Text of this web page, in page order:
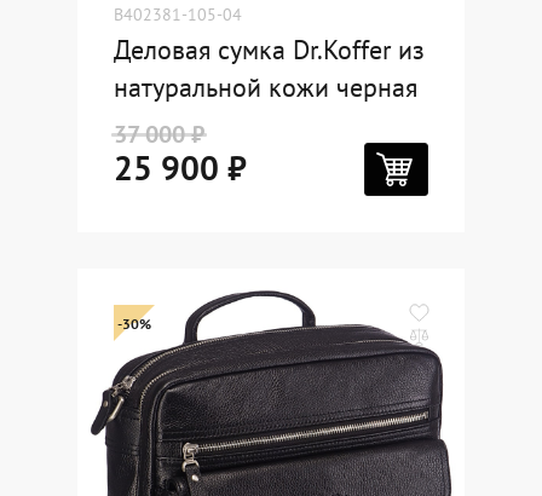
B402381-105-04
Деловая сумка Dr.Koffer из
натуральной кожи черная
37 000 ₽
25 900 ₽
-30%